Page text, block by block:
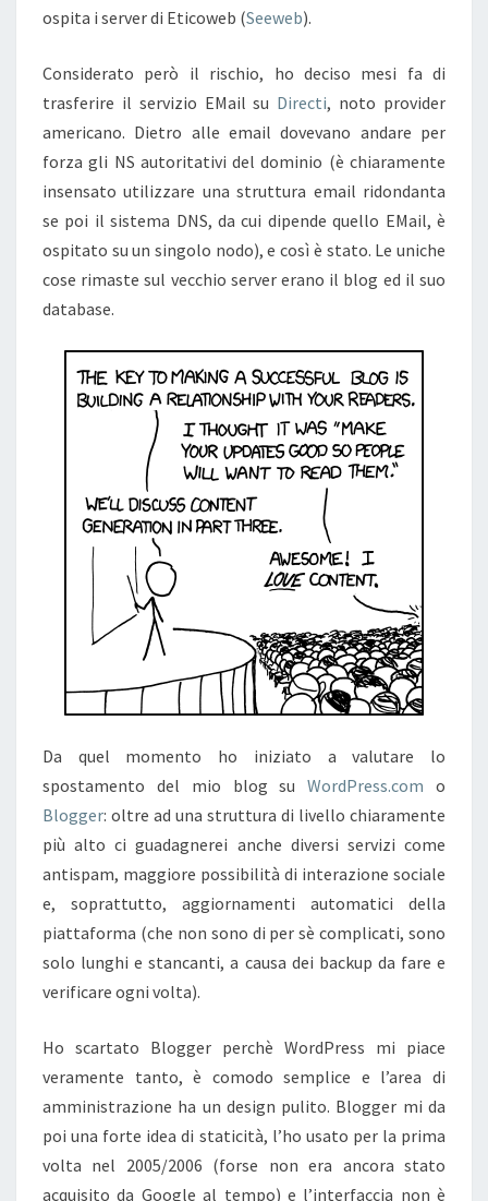
ospita i server di Eticoweb (Seeweb).
Considerato però il rischio, ho deciso mesi fa di
trasferire il servizio EMail su Directi, noto provider
americano. Dietro alle email dovevano andare per
forza gli NS autoritativi del dominio (è chiaramente
insensato utilizzare una struttura email ridondanta
se poi il sistema DNS, da cui dipende quello EMail, è
ospitato su un singolo nodo), e così è stato. Le uniche
cose rimaste sul vecchio server erano il blog ed il suo
database.
Da quel momento ho iniziato a valutare lo
spostamento del mio blog suWordPress.com o
Blogger: oltre ad una struttura di livello chiaramente
più alto ci guadagnerei anche diversi servizi come
antispam, maggiore possibilità di interazione sociale
e, soprattutto, aggiornamenti automatici della
piattaforma (che non sono di per sè complicati, sono
solo lunghi e stancanti, a causa dei backup da fare e
verificare ogni volta).
Ho scartato Blogger perchè WordPress mi piace
veramente tanto, è comodo semplice e l’area di
amministrazione ha un design pulito. Blogger mi da
poi una forte idea di staticità, l’ho usato per la prima
volta nel 2005/2006 (forse non era ancora stato
acquisito da Google al tempo) e l’interfaccia non è